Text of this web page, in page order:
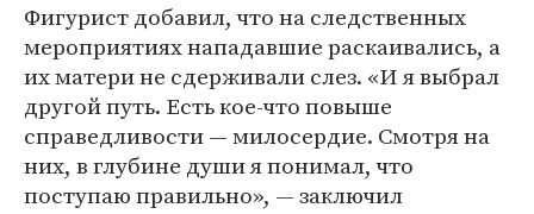
Фигурист добавил, что на следственных
мероприятиях нападавшие раскаивались, а
их матери не сдерживали слез. «И я выбрал
другой путь. Есть кое-что повыше
справедливости — милосердие. Смотря на
них, в глубине души я понимал, что
поступаю правильно», — заключил